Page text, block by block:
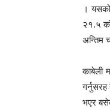
।
२१.५
अन्तिम
काबेली
गर्नुसरह
भएर